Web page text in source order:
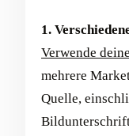
1.
Verwende
mehrere
Quelle,